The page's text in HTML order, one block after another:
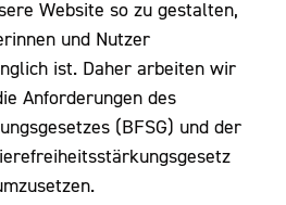
Website so zu gestalten,
und Nutzer
ist. Daher arbeiten wir
Anforderungen des
(BFSG) und der